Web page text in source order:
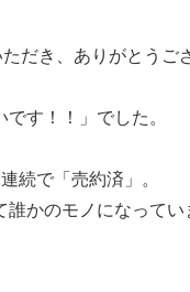
だき、ありがとうご
す！！」でした。
続で「売約済」。
かのモノになってい